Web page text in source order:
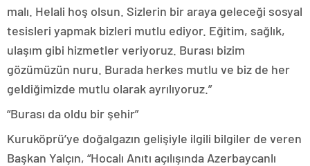
malı. Helali hoş olsun. Sizlerin bir araya geleceği sosyal
tesisleri yapmak bizleri mutlu ediyor. Eğitim, sağlık,
ulaşım gibi hizmetler veriyoruz. Burası bizim
gözümüzün nuru. Burada herkes mutlu ve biz de her
geldiğimizde mutlu olarak ayrılıyoruz.”
“Burası da oldu bir şehir”
Kuruköprü’ye doğalgazın gelişiyle ilgili bilgiler de veren
Başkan Yalçın, “Hocalı Anıtı açılışında Azerbaycanlı